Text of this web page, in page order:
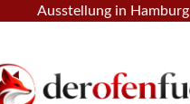
springen
Ausstellung in Hamburg